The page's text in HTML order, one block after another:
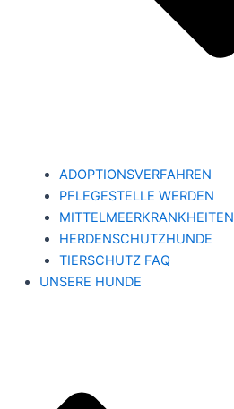
ADOPTIONSVERFAHREN
PFLEGESTELLE WERDEN
MITTELMEERKRANKHEITEN
HERDENSCHUTZHUNDE
TIERSCHUTZ FAQ
UNSERE HUNDE